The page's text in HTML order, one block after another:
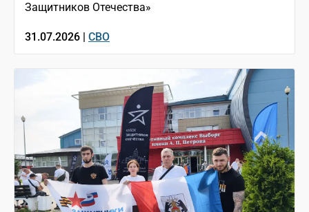
Защитников Отечества»
31.07.2026 | СВО